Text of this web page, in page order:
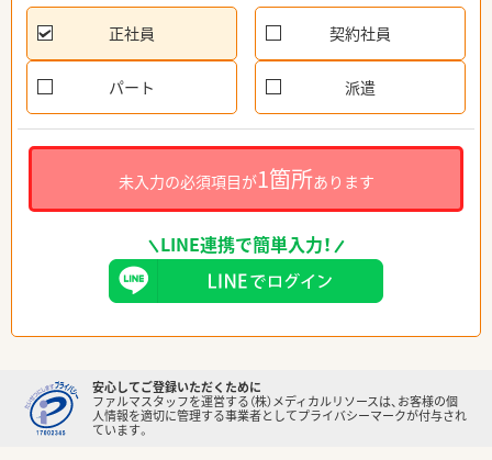
正社員 契約社員
パート 派遣
未入力の必須項目が1箇所あります
LINE連携で簡単入力！
安心してご登録いただくために
ファルマスタッフを運営する（株）メディカルリソースは、お客様の個
人情報を適切に管理する事業者としてプライバシーマークが付与され
ています。